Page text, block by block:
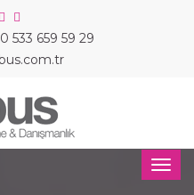
0 533 659 59 29